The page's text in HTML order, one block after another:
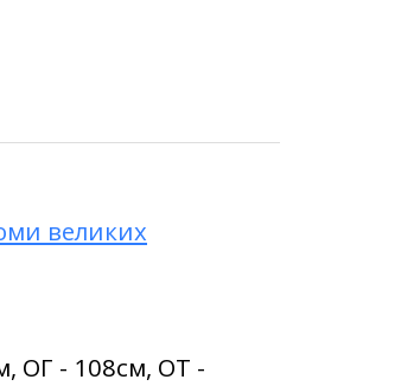
великих
ОГ - 108см, ОТ -